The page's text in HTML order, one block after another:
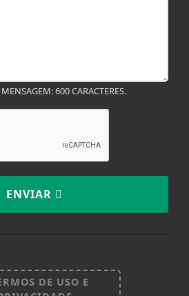
600 CARACTERES.
ENVIAR
DE USO E